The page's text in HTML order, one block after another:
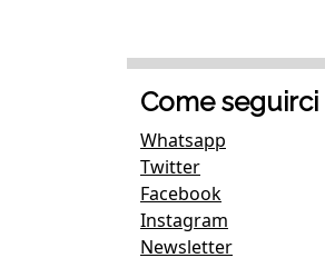
Come seguirci
Whatsapp
Twitter
Facebook
Instagram
Newsletter